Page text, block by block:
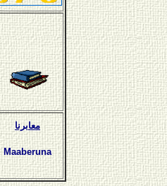
معابرنا
Maaberuna